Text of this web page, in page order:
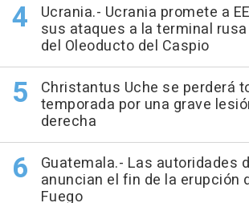
Ucrania.- Ucrania promete a
sus ataques a la terminal
del Oleoducto del Caspio
Christantus Uche se perderá
temporada por una grave
derecha
Guatemala.- Las autoridades
anuncian el fin de la erupción
Fuego